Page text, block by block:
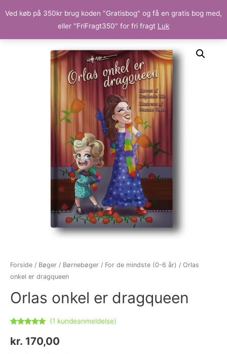
Ved køb på 350kr brug koden "Gratisbog" og få en gratis bog med,
eller "FriFragt350" for fri fragt Luk
Forside / Bøger / Børnebøger / For de mindste (0-6 år) / Orlas
onkel er dragqueen
Orlas onkel er dragqueen
som5.00
ud af 5
(1 kundeanmeldelse)
kr. 170,00